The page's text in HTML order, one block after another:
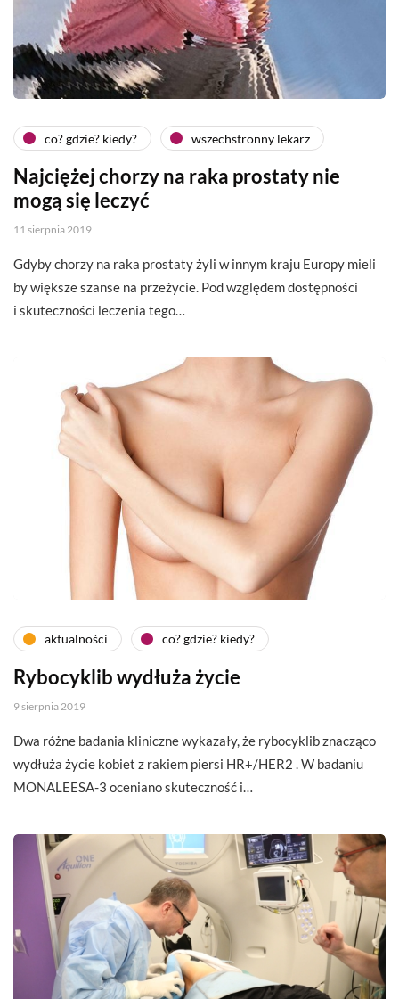
co? gdzie? kiedy? wszechstronny lekarz
Najciężej chorzy na raka prostaty nie
mogą się leczyć
11 sierpnia 2019
Gdyby chorzy na raka prostaty żyli w innym kraju Europy mieli
by większe szanse na przeżycie. Pod względem dostępności
i skuteczności leczenia tego…
aktualności co? gdzie? kiedy?
Rybocyklib wydłuża życie
9 sierpnia 2019
Dwa różne badania kliniczne wykazały, że rybocyklib znacząco
wydłuża życie kobiet z rakiem piersi HR+/HER2 . W badaniu
MONALEESA-3 oceniano skuteczność i…